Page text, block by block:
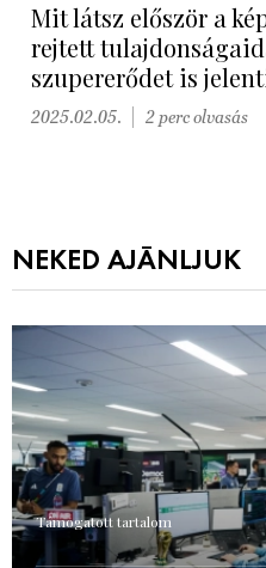
Mit látsz először a
rejtett
szupererődet is
2025.02.05. 2 perc olvasás
NEKED AJÁNLJUK
Támogatott tartalom